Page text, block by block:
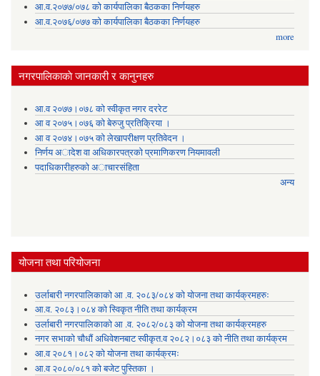
आ.व.२०७७/०७८ को कार्यपालिका बैठकका निर्णयहरु
आ.व.२०७६/०७७ को कार्यपालिका बैठकका निर्णयहरु
more
नगरपालिकाकाे जानकारी र कानुनहरु
आ.व २०७७।०७८ को स्वीकृत नगर दररेट
आ व २०७५।०७६ को बेरुजु प्रतिक्रिया ।
आ व २०७४।०७५ काे लेखापरीक्षण प्रतिवेदन ।
निर्णय अादेश वा अधिकारपत्रकाे प्रमाणिकरण नियमावली
पदाधिकारीहरुको अाचारसंहिता
अन्य
योजना तथा परियोजना
उर्लाबारी नगरपालिकाको आ .व. २०८३/०८४ को योजना तथा कार्यक्रमहरुः
आ.व. २०८३।०८४ को स्विकृत नीति तथा कार्यक्रम
उर्लाबारी नगरपालिकाको आ .व. २०८२/०८३ को योजना तथा कार्यक्रमहरु
नगर सभाको चौधौं अधिवेशनबाट स्वीकृत.व २०८२।०८३ को नीति तथा कार्यक्रम
आ.व २०८१।०८२ को योजना तथा कार्यक्रमः
आ.व २०८०/०८१ को बजेट पुस्तिका ।